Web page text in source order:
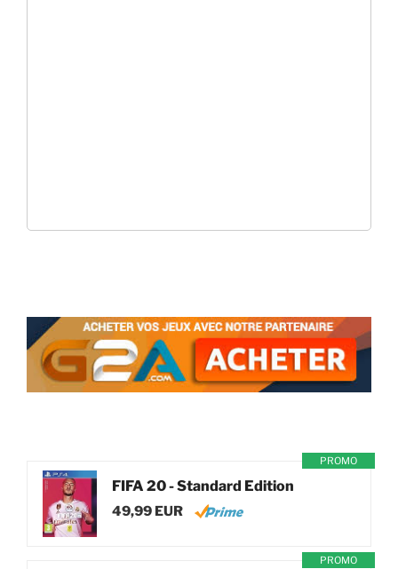
PROMO
FIFA 20 - Standard Edition
49,99 EUR
PROMO